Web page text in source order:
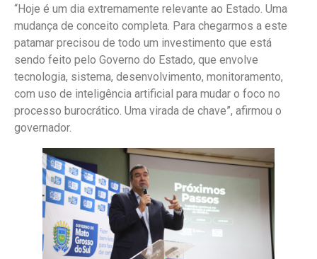
“Hoje é um dia extremamente relevante ao Estado. Uma
mudança de conceito completa. Para chegarmos a este
patamar precisou de todo um investimento que está
sendo feito pelo Governo do Estado, que envolve
tecnologia, sistema, desenvolvimento, monitoramento,
com uso de inteligência artificial para mudar o foco no
processo burocrático. Uma virada de chave”, afirmou o
governador.